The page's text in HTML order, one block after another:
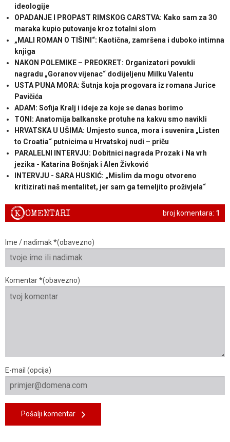
ideologije
OPADANJE I PROPAST RIMSKOG CARSTVA: Kako sam za 30
maraka kupio putovanje kroz totalni slom
„MALI ROMAN O TIŠINI“: Kaotična, zamršena i duboko intimna
knjiga
NAKON POLEMIKE – PREOKRET: Organizatori povukli
nagradu „Goranov vijenac“ dodijeljenu Milku Valentu
USTA PUNA MORA: Šutnja koja progovara iz romana Jurice
Pavičića
ADAM: Sofija Kralj i ideje za koje se danas borimo
TONI: Anatomija balkanske protuhe na kakvu smo navikli
HRVATSKA U UŠIMA: Umjesto sunca, mora i suvenira „Listen
to Croatia“ putnicima u Hrvatskoj nudi – priču
PARALELNI INTERVJU: Dobitnici nagrada Prozak i Na vrh
jezika - Katarina Bošnjak i Alen Živković
INTERVJU - SARA HUSKIĆ: „Mislim da mogu otvoreno
kritizirati naš mentalitet, jer sam ga temeljito proživjela“
broj komentara: 1
KOMENTARI
Ime / nadimak *(obavezno)
Komentar *(obavezno)
E-mail (opcija)
Pošalji komentar